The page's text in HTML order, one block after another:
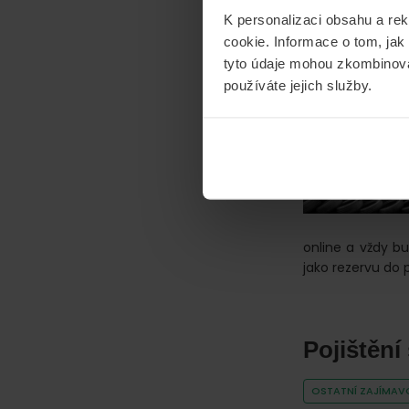
K personalizaci obsahu a
cookie. Informace o tom,
tyto údaje mohou
používáte jejich služby.
Co
VOZIDLA
online a vždy
jako rezervu do
Pojištění
OSTATNÍ